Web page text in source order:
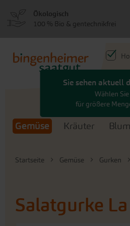
Hauptinhalt
Sie sehen aktuell
Wählen
für größere
Search
Gemüse Kräuter
Startseite Gemüse Gurken
Salatgurke
Ökologisch
100 % Bio & gentechnikfrei